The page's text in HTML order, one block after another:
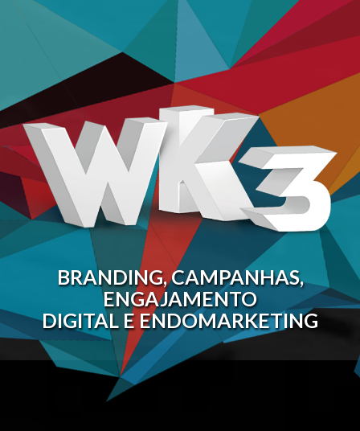
BRANDING, CAMPANHAS,
ENGAJAMENTO
DIGITAL E ENDOMARKETING